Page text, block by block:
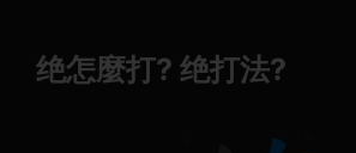
绝怎麼打? 绝打法?